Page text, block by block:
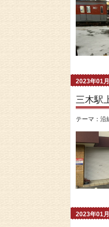
2023年01
三木駅
テーマ： 沿
2023年01